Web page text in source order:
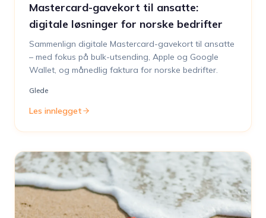
Mastercard-gavekort til ansatte:
digitale løsninger for norske bedrifter
Sammenlign digitale Mastercard-gavekort til ansatte
– med fokus på bulk-utsending, Apple og Google
Wallet, og månedlig faktura for norske bedrifter.
Glede
Les innlegget